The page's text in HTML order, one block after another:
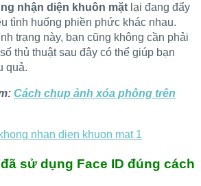
nhận diện khuôn mặt lại đang đẩy
tình huống phiền phức khác nhau.
trạng này, bạn cũng không cần phải
thủ thuật sau đây có thể giúp bạn
quả.
Cách chụp ảnh xóa phông trên
sử dụng Face ID đúng cách